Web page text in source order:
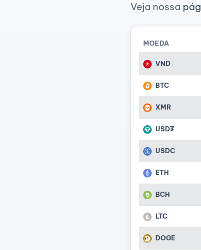
Veja nossa
MOEDA
VND
BTC
XMR
USD₮
USDC
ETH
BCH
LTC
DOGE